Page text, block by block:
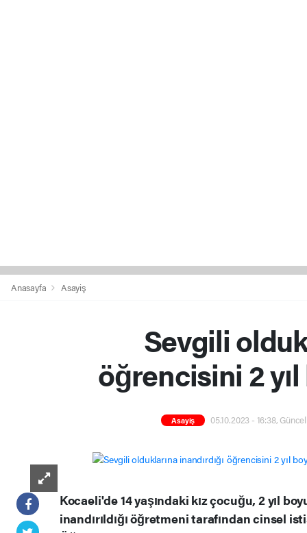
Anasayfa Asayiş
Sevgili
öğrencisini 2
Asayiş 05.10.2023 - 16:38,
Kocaeli'de 14 yaşındaki kız çocuğu, 2 yıl
inandırıldığı öğretmeni tarafından cinsel